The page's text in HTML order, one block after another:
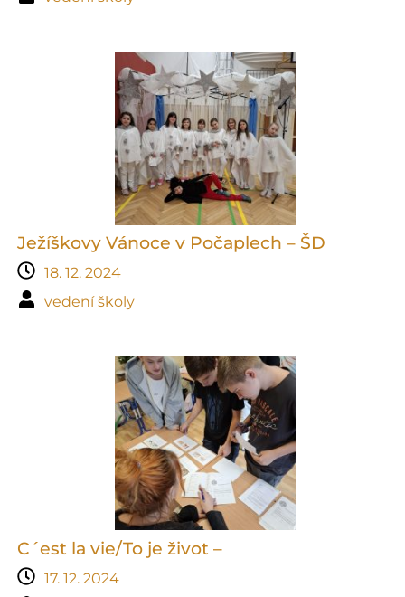
Ježíškovy Vánoce v Počaplech – ŠD
18. 12. 2024
vedení školy
C´est la vie/To je život –
17. 12. 2024